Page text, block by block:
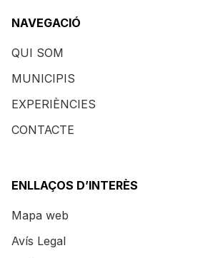
NAVEGACIÓ
QUI SOM
MUNICIPIS
EXPERIÈNCIES
CONTACTE
ENLLAÇOS D’INTERÈS
Mapa web
Avís Legal